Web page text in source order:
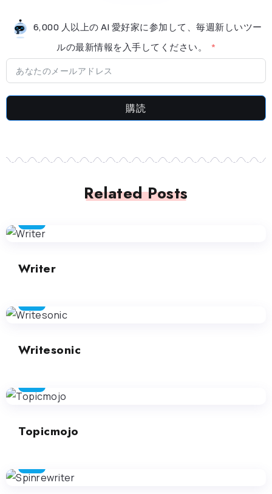
6,000 人以上の AI 愛好家に参加して、毎週新しいツー
ルの最新情​​報を入手してください。
購読
Related Posts
Writer
Writesonic
Topicmojo